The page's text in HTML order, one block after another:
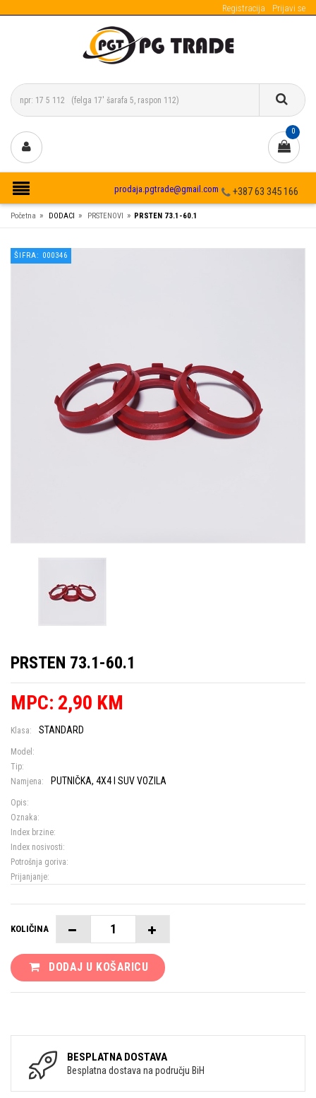
Registracija Prijavi se
0
+387 63 345 166
prodaja.pgtrade@gmail.com
Početna » DODACI » PRSTENOVI » PRSTEN 73.1-60.1
ŠIFRA: 000346
PRSTEN 73.1-60.1
MPC: 2,90 KM
Klasa: STANDARD
Model:
Tip:
Namjena:
PUTNIČKA, 4X4 I SUV VOZILA
Opis:
Oznaka:
Index brzine:
Index nosivosti:
Potrošnja goriva:
Prijanjanje:
KOLIČINA
DODAJ U KOŠARICU
BESPLATNA DOSTAVA
Besplatna dostava na području BiH